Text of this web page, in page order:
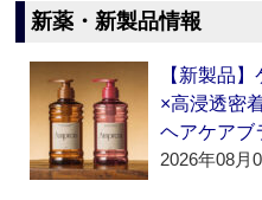
新薬・新製品情報
【新製品
×高浸透密
ヘアケア
2026年08月